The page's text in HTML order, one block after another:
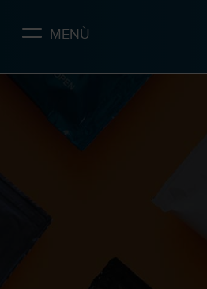
content
MENÙ